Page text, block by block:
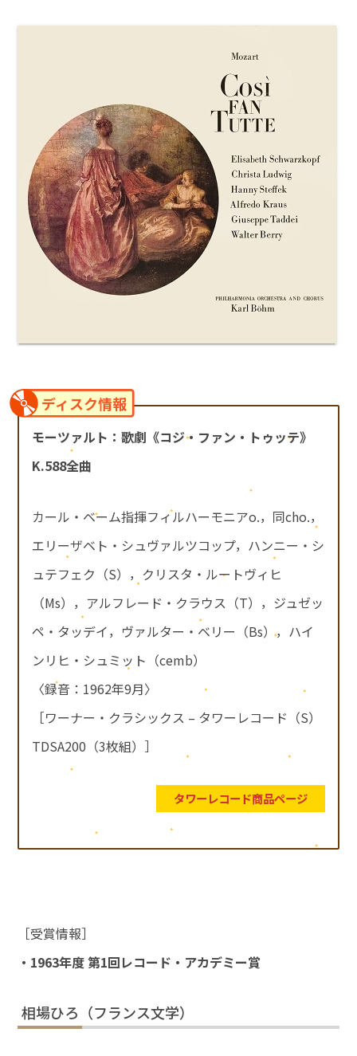
ディスク情報
モーツァルト：歌劇《コジ・ファン・トゥッテ》
K.588全曲
カール・ベーム指揮フィルハーモニアo.，同cho.，
エリーザベト・シュヴァルツコップ，ハンニー・シ
ュテフェク（S），クリスタ・ルートヴィヒ
（Ms），アルフレード・クラウス（T），ジュゼッ
ペ・タッデイ，ヴァルター・ベリー（Bs），ハイ
ンリヒ・シュミット（cemb）
〈録音：1962年9月〉
［ワーナー・クラシックス – タワーレコード（S）
TDSA200（3枚組）］
タワーレコード商品ページ
［受賞情報］
・1963年度 第1回レコード・アカデミー賞
相場ひろ（フランス文学）